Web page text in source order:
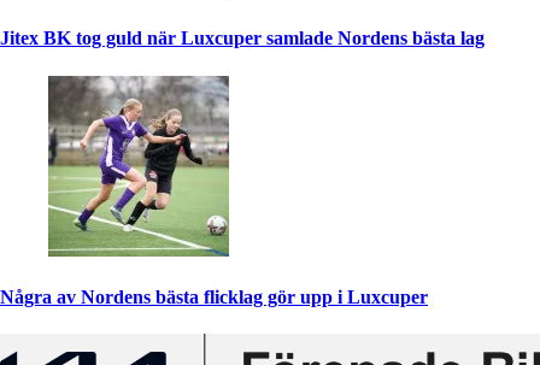
Jitex BK tog guld när Luxcuper samlade Nordens bästa lag
Några av Nordens bästa flicklag gör upp i Luxcuper